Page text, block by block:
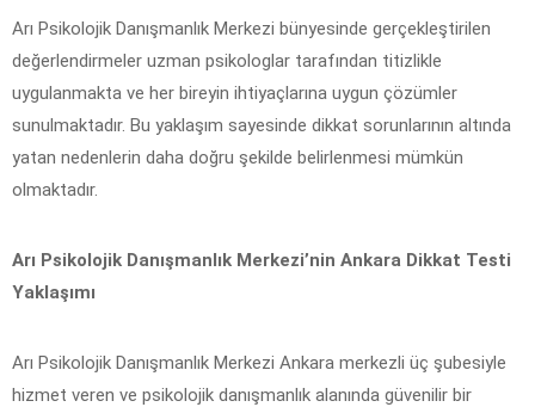
Arı Psikolojik Danışmanlık Merkezi bünyesinde gerçekleştirilen
değerlendirmeler uzman psikologlar tarafından titizlikle
uygulanmakta ve her bireyin ihtiyaçlarına uygun çözümler
sunulmaktadır. Bu yaklaşım sayesinde dikkat sorunlarının altında
yatan nedenlerin daha doğru şekilde belirlenmesi mümkün
olmaktadır.
Arı Psikolojik Danışmanlık Merkezi’nin Ankara Dikkat Testi
Yaklaşımı
Arı Psikolojik Danışmanlık Merkezi Ankara merkezli üç şubesiyle
hizmet veren ve psikolojik danışmanlık alanında güvenilir bir